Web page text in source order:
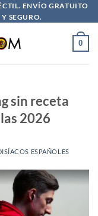
ENVÍO GRATUITO
SEGURO.
0
sin receta
2026
ESPAÑOLES